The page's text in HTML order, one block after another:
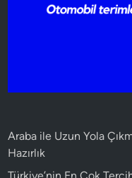
Araba ile Uzun Yola
Hazırlık
Türkiye’nin En Çok